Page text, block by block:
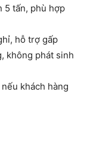
5 tấn, phù hợp
hỗ trợ gấp
không phát sinh
khách hàng